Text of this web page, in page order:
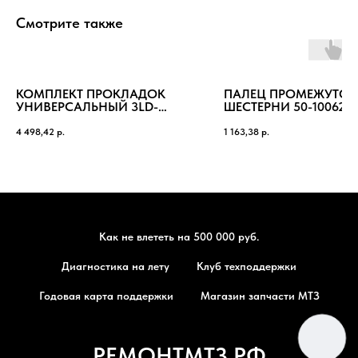
Смотрите также
КОМПЛЕКТ ПРОКЛАДОК
УНИВЕРСАЛЬНЫЙ 3LD-
4 498,42 р.
ПАЛЕЦ
ШЕСТЕРНИ 50-
1 163,38 р.
Как не влететь на 500 000 руб.
Диагностика на лету Клуб техподдержки
Годовая карта поддержки Магазин запчасти МТЗ